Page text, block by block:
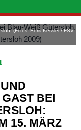
(Fotos: Boris Kessler / FSV
BEI
T
15. MÄRZ